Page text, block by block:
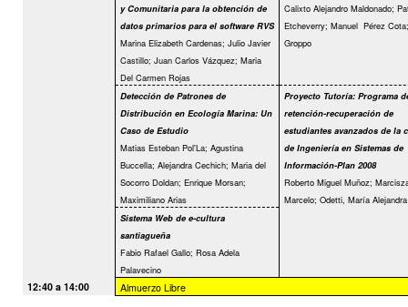
y Comunitaria para la obtención de
datos primarios para el software RVS
Marina Elizabeth Cardenas; Julio Javier
Castillo; Juan Carlos Vázquez; Maria
Del Carmen Rojas
Calixto Alejandro Maldonado;
Etcheverry; Manuel Pérez
Groppo
Detección de Patrones de
Distribución en Ecología Marina: Un
Caso de Estudio
Matias Esteban Pol'La; Agustina
Buccella; Alejandra Cechich; Maria del
Socorro Doldan; Enrique Morsan;
Maximiliano Arias
Proyecto Tutoría: Programa
retención-recuperación de
estudiantes avanzados de la
de Ingeniería en Sistemas de
Información-Plan 2008
Roberto Miguel Muñoz;
Marcelo; Odetti, María Alejandra
Sistema Web de e-cultura
santiagueña
Fabio Rafael Gallo; Rosa Adela
Palavecino
12:40 a 14:00 Almuerzo Libre